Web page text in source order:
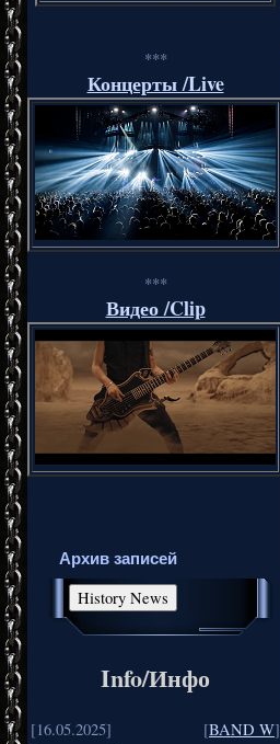
***
Концерты /Live
***
Видео /Clip
Архив записей
Info/Инфо
[16.05.2025] [BAND W]